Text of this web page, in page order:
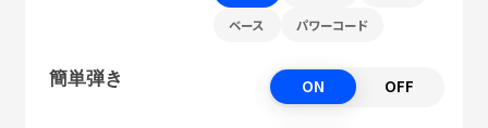
ベース パワーコード
簡単弾き ON OFF